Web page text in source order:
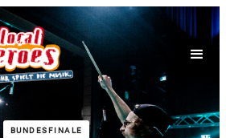
BUNDESFINALE